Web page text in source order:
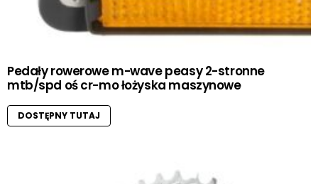
Pedały rowerowe m-wave peasy 2-stronne
mtb/spd oś cr-mo łożyska maszynowe
DOSTĘPNY TUTAJ